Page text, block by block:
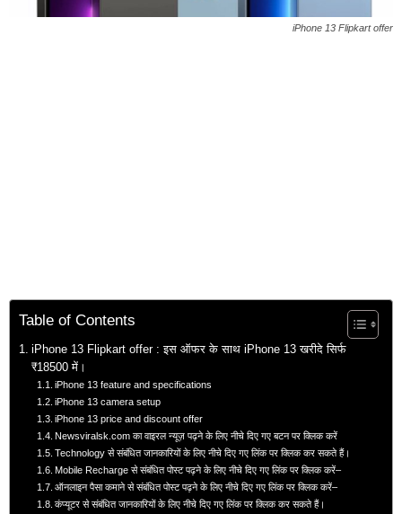
iPhone 13 Flipkart offer
Table of Contents
iPhone 13 Flipkart offer : इस ऑफर के साथ iPhone 13 खरीदे सिर्फ
₹18500 में।
iPhone 13 feature and specifications
iPhone 13 camera setup
iPhone 13 price and discount offer
Newsviralsk.com का वाइरल न्यूज़ पढ़ने के लिए नीचे दिए गए बटन पर क्लिक करें
Technology से संबंधित जानकारियों के लिए नीचे दिए गए लिंक पर क्लिक कर सकते हैं।
Mobile Recharge से संबंधित पोस्ट पढ़ने के लिए नीचे दिए गए लिंक पर क्लिक करें–
ऑनलाइन पैसा कमाने से संबंधित पोस्ट पढ़ने के लिए नीचे दिए गए लिंक पर क्लिक करें–
कंप्यूटर से संबंधित जानकारियों के लिए नीचे दिए गए लिंक पर क्लिक कर सकते हैं।